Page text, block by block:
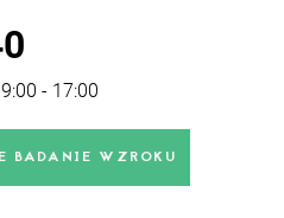
- 17:00
BADANIE WZROKU